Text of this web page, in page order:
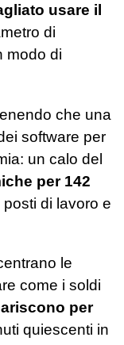
usare il
di
modo di
che una
software per
un calo del
per 142
di lavoro e
le
come i soldi
per
quiescenti in